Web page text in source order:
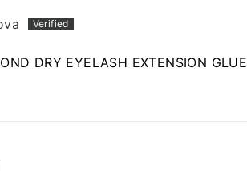
DRY EYELASH EXTENSION GLUE